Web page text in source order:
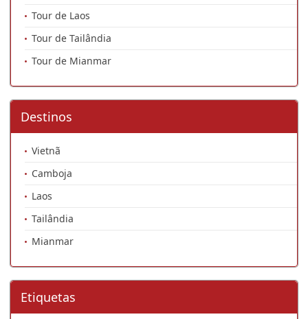
Tour de Laos
Tour de Tailândia
Tour de Mianmar
Destinos
Vietnã
Camboja
Laos
Tailândia
Mianmar
Etiquetas